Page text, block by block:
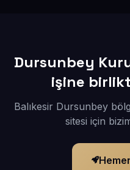
Dursunbey
işine
Balıkesir Dursunbey
sitesi için